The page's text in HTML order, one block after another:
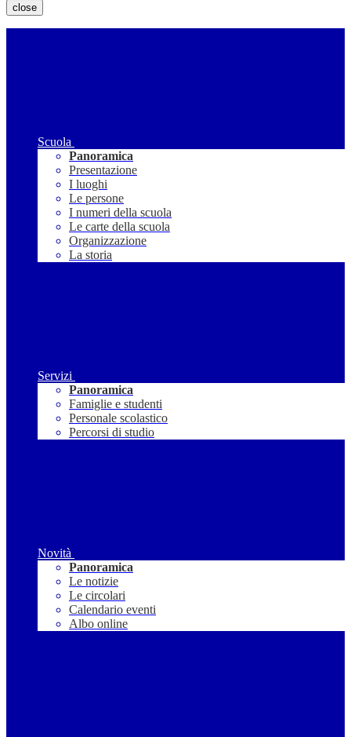
close
Scuola
Panoramica
Presentazione
I luoghi
Le persone
I numeri della scuola
Le carte della scuola
Organizzazione
La storia
Servizi
Panoramica
Famiglie e studenti
Personale scolastico
Percorsi di studio
Novità
Panoramica
Le notizie
Le circolari
Calendario eventi
Albo online